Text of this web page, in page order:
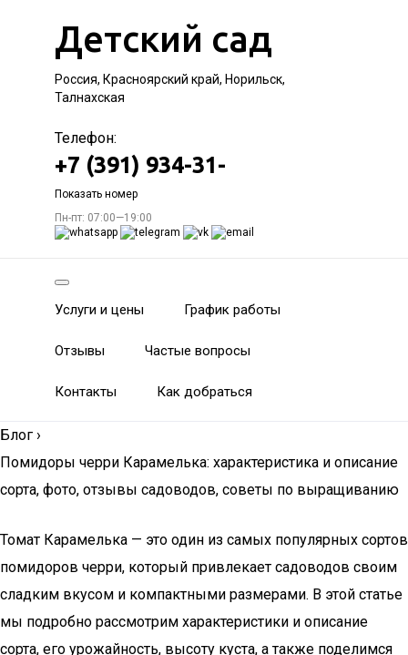
Детский сад
Россия, Красноярский край, Норильск,
Талнахская
Телефон:
+7 (391) 934-31-
Показать номер
Пн-пт: 07:00—19:00
Услуги и цены График работы
Отзывы Частые вопросы
Контакты Как добраться
Блог ›
Помидоры черри Карамелька: характеристика и описание
сорта, фото, отзывы садоводов, советы по выращиванию
Томат Карамелька — это один из самых популярных сортов
помидоров черри, который привлекает садоводов своим
сладким вкусом и компактными размерами. В этой статье
мы подробно рассмотрим характеристики и описание
сорта, его урожайность, высоту куста, а также поделимся